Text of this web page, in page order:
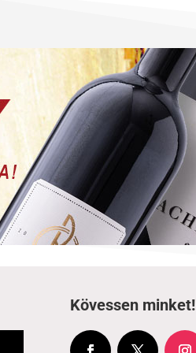
Kövessen minket!